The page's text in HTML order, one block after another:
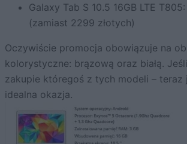
Galaxy Tab S 10.5 16GB LTE
(zamiast 2299 złotych)
Oczywiście promocja obowiązuje na
kolorystyczne: brązową oraz białą.
zakupie któregoś z tych modeli – teraz
idealna okazja.